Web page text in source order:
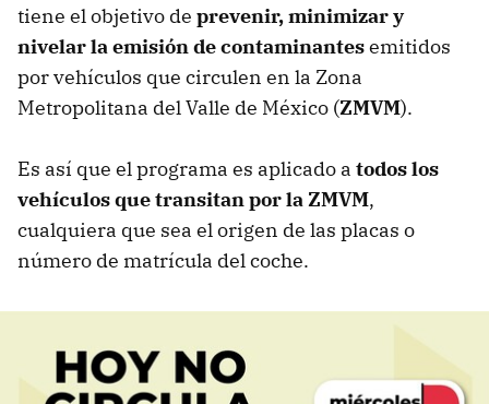
tiene el objetivo de prevenir, minimizar y
nivelar la emisión de contaminantesemitidos
por vehículos que circulen en la Zona
Metropolitana del Valle de México (ZMVM).
Es así que el programa es aplicado a todos los
vehículos que transitan por la ZMVM,
cualquiera que sea el origen de las placas o
número de matrícula del coche.